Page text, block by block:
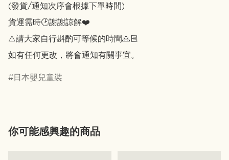
(發貨/通知次序會根據下單時間)
貨運需時🕑謝謝諒解❤️
⚠️請大家自行斟酌可等候的時間🙏🏻
如有任何更改，將會通知有關事宜。
日本嬰兒童裝
你可能感興趣的商品